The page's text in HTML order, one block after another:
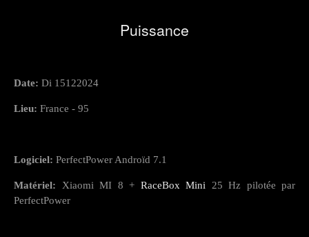
Puissance
Date: Di 15122024
Lieu: France - 95
Logiciel: PerfectPower Androïd 7.1
Matériel: Xiaomi MI 8 + RaceBox Mini 25 Hz pilotée par
PerfectPower